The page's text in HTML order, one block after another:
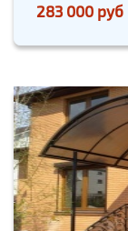
283 000 руб